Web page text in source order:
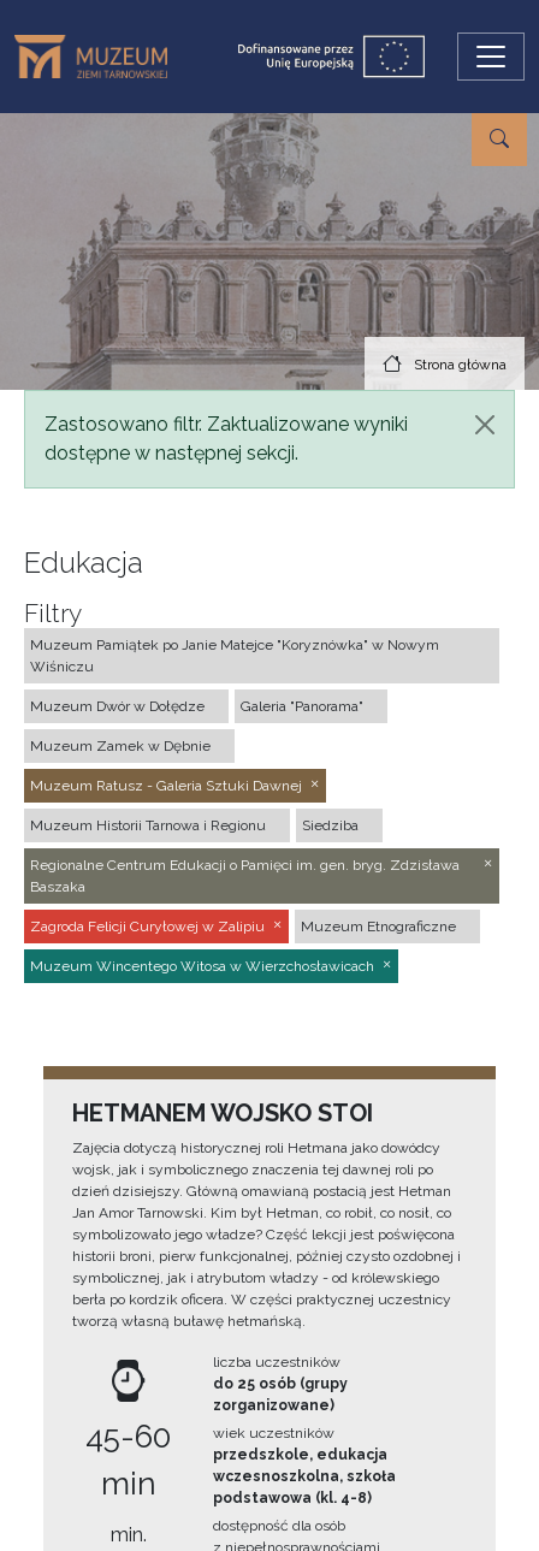
Strona główna
Komunikat
Zastosowano filtr. Zaktualizowane wyniki
dostępne w następnej sekcji.
Edukacja
Filtry
Muzeum Pamiątek po Janie Matejce "Koryznówka" w Nowym
Wiśniczu
Muzeum Dwór w Dołędze Galeria "Panorama"
Muzeum Zamek w Dębnie
Muzeum Ratusz - Galeria Sztuki Dawnej
Muzeum Historii Tarnowa i Regionu Siedziba
Regionalne Centrum Edukacji o Pamięci im. gen. bryg. Zdzisława
Baszaka
Zagroda Felicji Curyłowej w Zalipiu Muzeum Etnograficzne
Muzeum Wincentego Witosa w Wierzchosławicach
HETMANEM WOJSKO STOI
Zajęcia dotyczą historycznej roli Hetmana jako dowódcy
wojsk, jak i symbolicznego znaczenia tej dawnej roli po
dzień dzisiejszy. Główną omawianą postacią jest Hetman
Jan Amor Tarnowski. Kim był Hetman, co robił, co nosił, co
symbolizowało jego władze? Część lekcji jest poświęcona
historii broni, pierw funkcjonalnej, później czysto ozdobnej i
symbolicznej, jak i atrybutom władzy - od królewskiego
berła po kordzik oficera. W części praktycznej uczestnicy
tworzą własną buławę hetmańską.
45-60
min
min.
liczba uczestników
do 25 osób (grupy
zorganizowane)
wiek uczestników
przedszkole, edukacja
wczesnoszkolna, szkoła
podstawowa (kl. 4-8)
dostępność dla osób
z niepełnosprawnościami